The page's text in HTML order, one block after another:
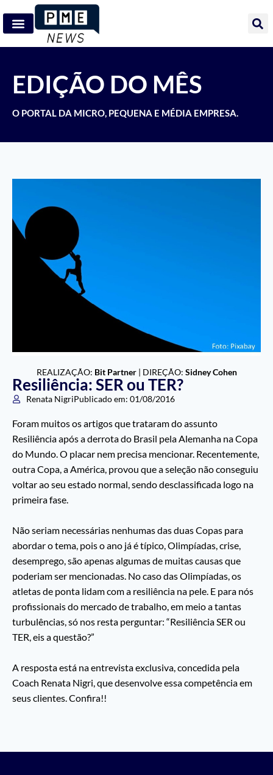
EDIÇÃO DO MÊS
O PORTAL DA MICRO, PEQUENA E MÉDIA EMPRESA.
REALIZAÇÃO: Bit Partner| DIREÇÃO: Sidney Cohen
Resiliência: SER ou TER?
Renata NigriPublicado em: 01/08/2016
Foram muitos os artigos que trataram do assunto
Resiliência após a derrota do Brasil pela Alemanha na Copa
do Mundo. O placar nem precisa mencionar. Recentemente,
outra Copa, a América, provou que a seleção não conseguiu
voltar ao seu estado normal, sendo desclassificada logo na
primeira fase.
Não seriam necessárias nenhumas das duas Copas para
abordar o tema, pois o ano já é típico, Olimpíadas, crise,
desemprego, são apenas algumas de muitas causas que
poderiam ser mencionadas. No caso das Olimpíadas, os
atletas de ponta lidam com a resiliência na pele. E para nós
profissionais do mercado de trabalho, em meio a tantas
turbulências, só nos resta perguntar: “Resiliência SER ou
TER, eis a questão?”
A resposta está na entrevista exclusiva, concedida pela
Coach Renata Nigri, que desenvolve essa competência em
seus clientes. Confira!!